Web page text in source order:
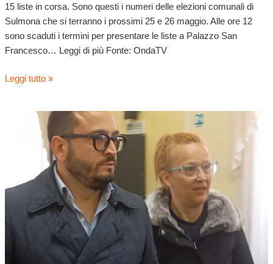
15 liste in corsa. Sono questi i numeri delle elezioni comunali di
Sulmona che si terranno i prossimi 25 e 26 maggio. Alle ore 12
sono scaduti i termini per presentare le liste a Palazzo San
Francesco… Leggi di più Fonte: OndaTV
Leggi tutto »
tre.
candidati